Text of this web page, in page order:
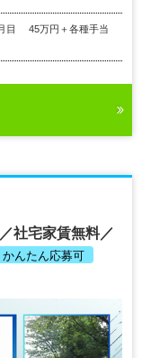
目 45万円＋各種手当
社宅家賃無料／
かんたん応募可